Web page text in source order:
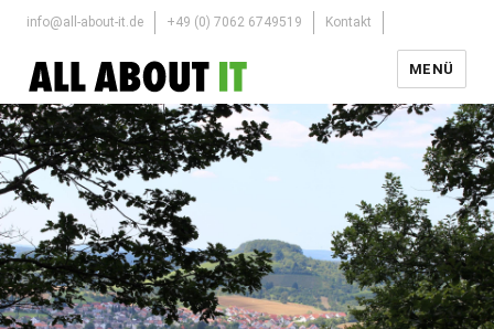
info@all-about-it.de +49 (0) 7062 6749519 Kontakt
MENÜ